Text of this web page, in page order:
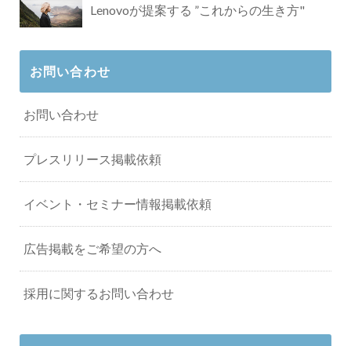
Lenovoが提案する ”これからの生き方"
お問い合わせ
お問い合わせ
プレスリリース掲載依頼
イベント・セミナー情報掲載依頼
広告掲載をご希望の方へ
採用に関するお問い合わせ